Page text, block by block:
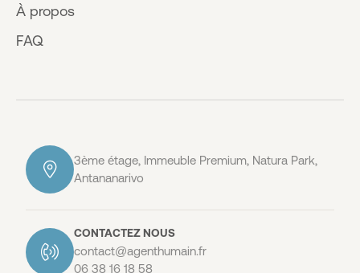
À propos
FAQ
3ème étage, Immeuble Premium, Natura Park,
Antananarivo
CONTACTEZ NOUS
contact@agenthumain.fr
06 38 16 18 58